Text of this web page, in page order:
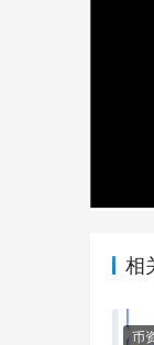
相
币